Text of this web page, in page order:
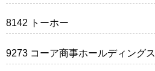
8142 トーホー
9273 コーア商事ホールディングス